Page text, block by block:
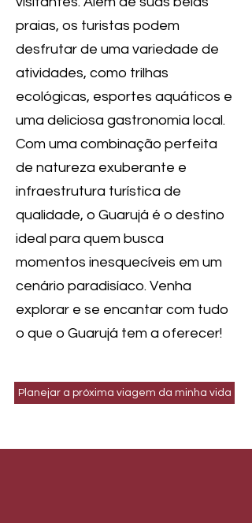
praias, os turistas podem
desfrutar de uma variedade de
atividades, como trilhas
ecológicas, esportes aquáticos e
uma deliciosa gastronomia local.
Com uma combinação perfeita
de natureza exuberante e
infraestrutura turística de
qualidade, o Guarujá é o destino
ideal para quem busca
momentos inesquecíveis em um
cenário paradisíaco. Venha
explorar e se encantar com tudo
o que o Guarujá tem a oferecer!
Planejar a próxima viagem da minha vida